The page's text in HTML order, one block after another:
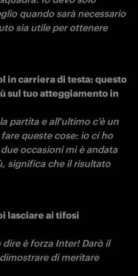
quando sarà necessario
sia utile per ottenere
in carriera di testa: questo
sul tuo atteggiamento in
partita e all'ultimo c'è un
queste cose: io ci ho
occasioni mi è andata
significa che il risultato
lasciare ai tifosi
è forza Inter! Darò il
di meritare